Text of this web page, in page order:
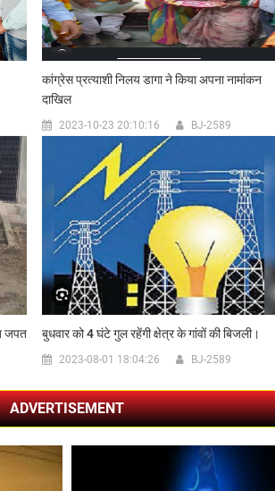
कांग्रेस प्रत्याशी निलय डागा ने किया अपना नामांकन
दाखिल
2023-10-23 20:10:16 BJ-2589
जपत बुधवार को 4 घंटे गुल रहेंगी क्षेत्र के गांवों की बिजली।
2023-08-01 18:04:26 BJ-2589
ADVERTISEMENT